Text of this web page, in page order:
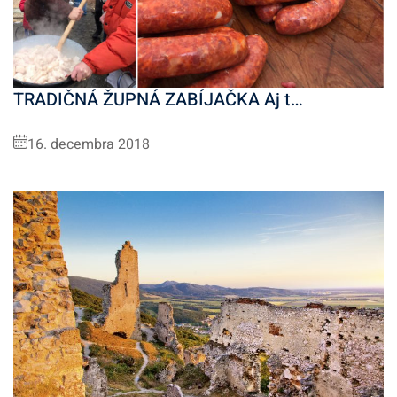
TRADIČNÁ ŽUPNÁ ZABÍJAČKA Aj t…
16. decembra 2018